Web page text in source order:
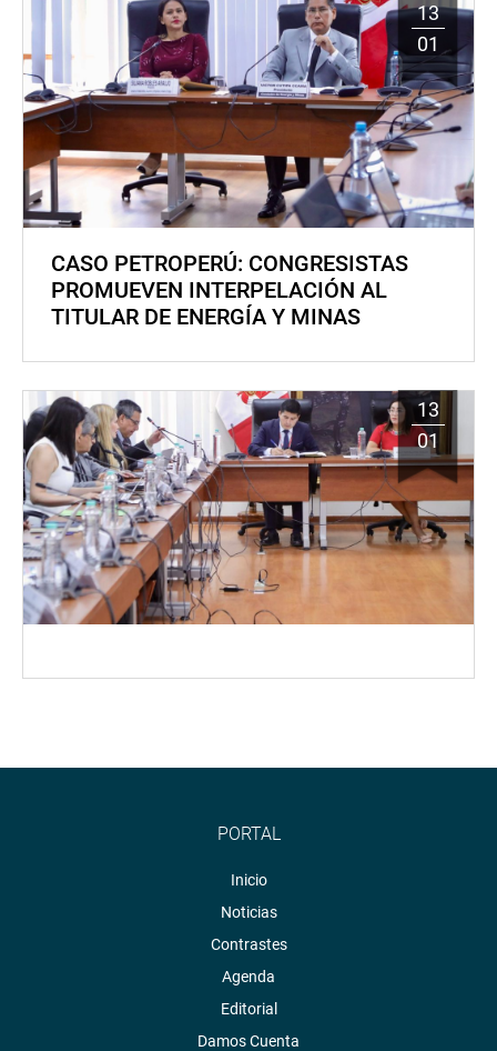
13
01
CASO PETROPERÚ: CONGRESISTAS
PROMUEVEN INTERPELACIÓN AL
TITULAR DE ENERGÍA Y MINAS
13
01
PORTAL
Inicio
Noticias
Contrastes
Agenda
Editorial
Damos Cuenta